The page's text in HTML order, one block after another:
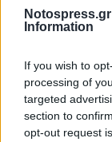
Information
If you wish to
processing of
targeted
section to
opt-out request
Life
καιρούς ή
Κάστρο
06 Ιουλίου